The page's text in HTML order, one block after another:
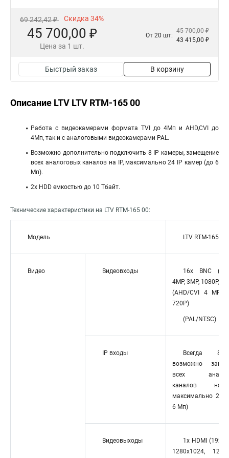
69 242,42 ₽ Скидка 34%
45 700,00 ₽
Цена за 1 шт.
От 20 шт:
45 700,00 ₽
43 415,00 ₽
Быстрый заказ В корзину
Описание LTV LTV RTM-165 00
Работа с видеокамерами формата TVI до 4Мп и AHD,CVI до
4Мп, так и с аналоговыми видеокамерами PAL.
Возможно дополнительно подключить 8 IP камеры, замещение
всех аналоговых каналов на IP, максимально 24 IP камер (до 6
Мп).
2х HDD емкостью до 10 Тбайт.
Технические характеристики на LTV RТМ-165 00:
Модель LTV RTМ-165 00
Видео Видеовходы
16х BNC
4MP, 3МP, 1080Р,
(AHD/CVI 4 МP,
720Р)
(PAL/NTSC)
IP входы
Всегда
возможно
всех
каналов
максимально
6 Мп)
Видеовыходы
1х HDMI
1280х1024,